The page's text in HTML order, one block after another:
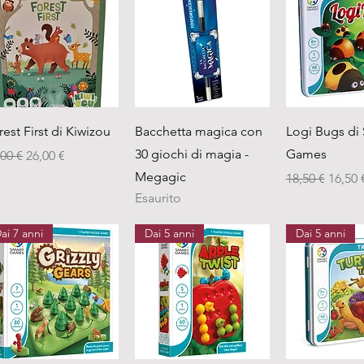
Vista rapida
First di Kiwizou
regolare
€ Prezzo scontato
26,00 €
Vista rapida
Bacchetta magica con
30 giochi di magia -
Megagic
Esaurito
Vista
Logi Bugs di
Games
Prezzo
18,50 € 16,50
7 anni Dai 5 anni Dai 5 anni